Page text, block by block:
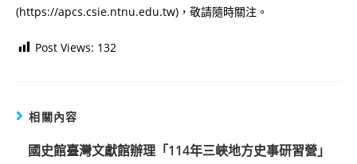
(https://apcs.csie.ntnu.edu.tw)，敬請隨時關注。
Post Views: 132
相關內容
國史館臺灣文獻館辦理「114年三峽地方史事研習營」